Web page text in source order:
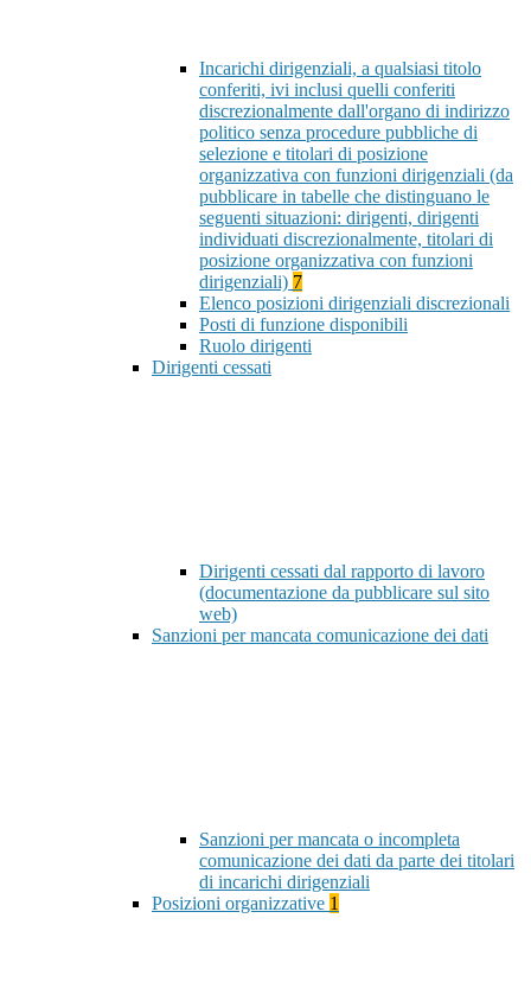
Incarichi dirigenziali, a qualsiasi titolo
conferiti, ivi inclusi quelli conferiti
discrezionalmente dall'organo di indirizzo
politico senza procedure pubbliche di
selezione e titolari di posizione
organizzativa con funzioni dirigenziali (da
pubblicare in tabelle che distinguano le
seguenti situazioni: dirigenti, dirigenti
individuati discrezionalmente, titolari di
posizione organizzativa con funzioni
dirigenziali) 7
Elenco posizioni dirigenziali discrezionali
Posti di funzione disponibili
Ruolo dirigenti
Dirigenti cessati
Dirigenti cessati dal rapporto di lavoro
(documentazione da pubblicare sul sito
web)
Sanzioni per mancata comunicazione dei dati
Sanzioni per mancata o incompleta
comunicazione dei dati da parte dei titolari
di incarichi dirigenziali
Posizioni organizzative 1